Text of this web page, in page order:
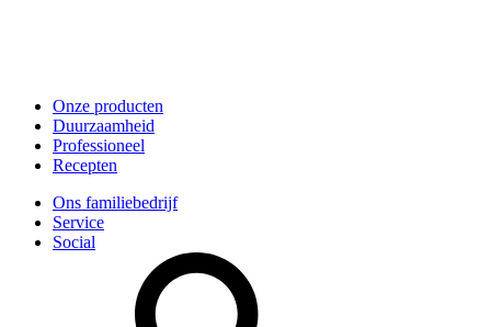
Onze producten
Duurzaamheid
Professioneel
Recepten
Ons familiebedrijf
Service
Social